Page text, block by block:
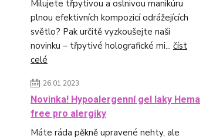
Milujete třpytivou a oslnivou manikúru
plnou efektivních kompozicí odrážejících
světlo? Pak určitě vyzkoušejte naši
novinku – třpytivé holografické mi... číst
celé
26.01.2023
Novinka! Hypoalergenní gel laky Hema
free pro alergiky
Máte ráda pěkně upravené nehty, ale